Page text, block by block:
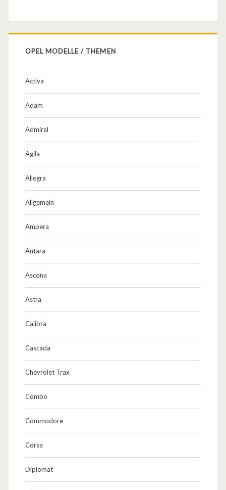
OPEL MODELLE / THEMEN
Activa
Adam
Admiral
Agila
Allegra
Allgemein
Ampera
Antara
Ascona
Astra
Calibra
Cascada
Chevrolet Trax
Combo
Commodore
Corsa
Diplomat